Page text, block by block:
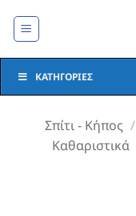
στο
ΚΑΤΗΓΟΡΊΕΣ
Σπίτι - Κήπος /
Καθαριστικά